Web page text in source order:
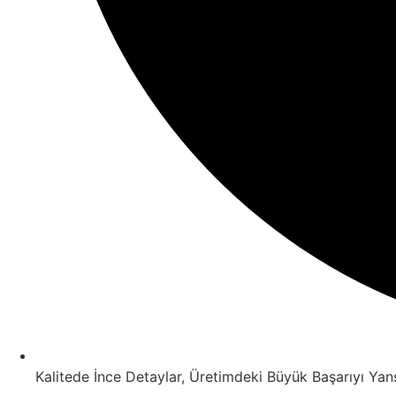
Kalitede İnce Detaylar, Üretimdeki Büyük Başarıyı